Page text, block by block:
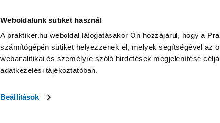
Weboldalunk sütiket használ
A praktiker.hu weboldal látogatásakor Ön hozzájárul, hogy a
számítógépén sütiket helyezzenek el, melyek segítségével az
webanalitikai és személyre szóló hirdetések megjelenítése
adatkezelési tájékoztatóban.
Beállítások
KATEGÓRIÁK
Nyereményjáték Praktiker Professional Szakiajánló